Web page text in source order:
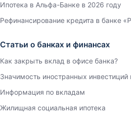
Ипотека в Альфа-Банке в 2026 году
Рефинансирование кредита в банке
Статьи о банках и финансах
Как закрыть вклад в офисе банка?
Значимость иностранных инвестиций
Информация по вкладам
Жилищная социальная ипотека